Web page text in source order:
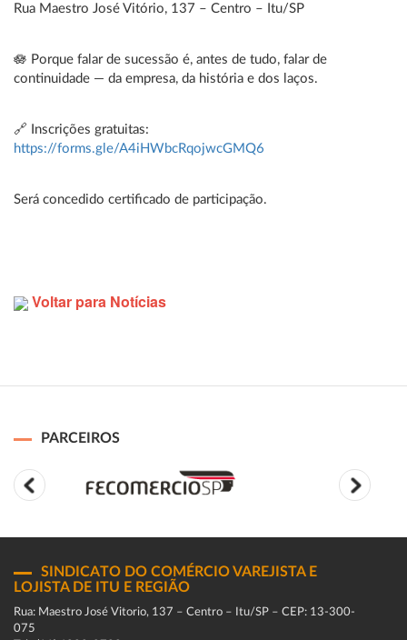
Rua Maestro José Vitório, 137 – Centro – Itu/SP
🪷 Porque falar de sucessão é, antes de tudo, falar de
continuidade — da empresa, da história e dos laços.
🔗 Inscrições gratuitas:
https://forms.gle/A4iHWbcRqojwcGMQ6
Será concedido certificado de participação.
Voltar para Notícias
PARCEIROS
SINDICATO DO COMÉRCIO VAREJISTA E
LOJISTA DE ITU E REGIÃO
Rua: Maestro José Vitorio, 137 – Centro – Itu/SP – CEP: 13-300-
075